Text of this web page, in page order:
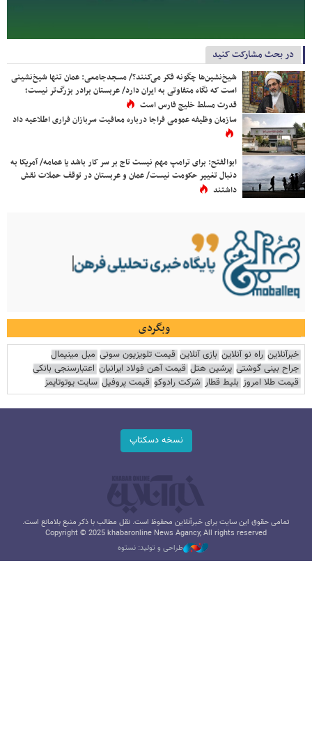
در بحث مشارکت کنید
شیخ‌نشین‌ها چگونه فکر می‌کنند؟/ مسجدجامعی: عمان تنها شیخ‌نشینی
است که نگاه متفاوتی به ایران دارد/ عربستان برادر بزرگ‌تر نیست؛
قدرت مسلط خلیج فارس است
سازمان وظیفه عمومی فراجا درباره معافیت سربازان فراری اطلاعیه داد
ابوالفتح: برای ترامپ مهم نیست تاج بر سر کار باشد یا عمامه/ آمریکا به
دنبال تغییر حکومت نیست/ عمان و عربستان در توقف حملات نقش
داشتند
وبگردی
خبرآنلاین راه نو آنلاین بازی آنلاین قیمت تلویزیون سونی مبل مینیمال
جراح بینی گوشتی پرشین هتل قیمت آهن فولاد ایرانیان اعتبارسنجی بانکی
قیمت طلا امروز بلیط قطار شرکت رادوکو قیمت پروفیل سایت یوتوتایمز
نسخه دسکتاپ
تمامی حقوق این سایت برای خبرآنلاین محفوظ است. نقل مطالب با ذکر منبع بلامانع است.
Copyright © 2025 khabaronline News Agancy, All rights reserved
طراحی و تولید: نستوه